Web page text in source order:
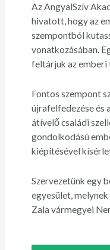
Az AngyalSzív
hivatott, hogy az
szempontból
vonatkozásában.
feltárjuk az
Fontos szempont
újrafelfedezése és
átívelő családi
gondolkodású
kiépítésével
Szervezetünk egy
egyesület,
Zala vármegyei